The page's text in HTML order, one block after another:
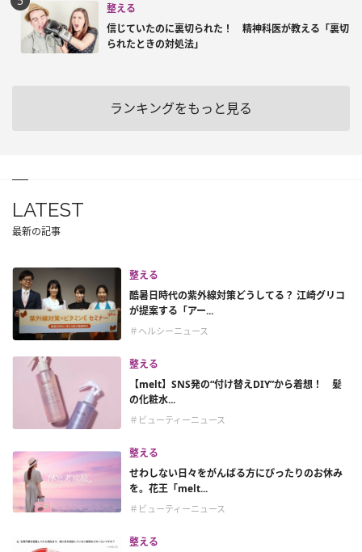
整える
信じていたのに裏切られた！ 精神科医が教える「裏切
られたときの対処法」
ランキングをもっと見る
LATEST
最新の記事
整える
酷暑日時代の紫外線対策どうしてる？ 江崎グリコ
が提案する「アー...
＃ヘルシーニュース
整える
【melt】SNS発の“付け替えDIY”から着想！ 髪
の化粧水...
＃ビューティーニュース
整える
せわしない日々をがんばる方にぴったりのお休み
を。花王「melt...
＃ビューティーニュース
整える